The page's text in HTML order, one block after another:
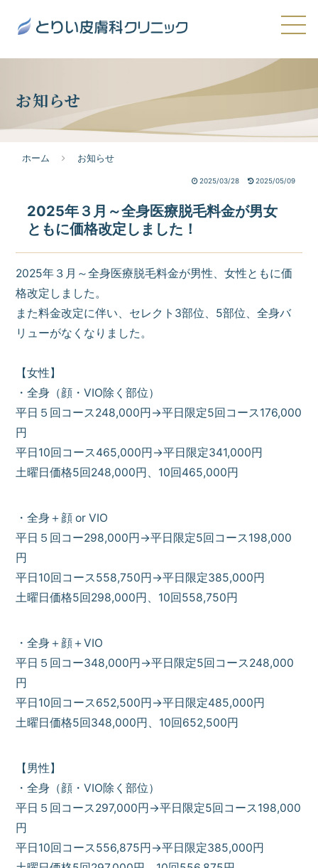
お知らせ
ホーム お知らせ
2025/03/28 2025/05/09
2025年３月～全身医療脱毛料金が男女
ともに価格改定しました！
2025年３月～全身医療脱毛料金が男性、女性ともに価
格改定しました。
また料金改定に伴い、セレクト3部位、5部位、全身バ
リューがなくなりました。
【女性】
・全身（顔・VIO除く部位）
平日５回コース248,000円→平日限定5回コース176,000
円
平日10回コース465,000円→平日限定341,000円
土曜日価格5回248,000円、10回465,000円
・全身＋顔 or VIO
平日５回コー298,000円→平日限定5回コース198,000
円
平日10回コース558,750円→平日限定385,000円
土曜日価格5回298,000円、10回558,750円
・全身＋顔＋VIO
平日５回コー348,000円→平日限定5回コース248,000
円
平日10回コース652,500円→平日限定485,000円
土曜日価格5回348,000円、10回652,500円
【男性】
・全身（顔・VIO除く部位）
平日５回コース297,000円→平日限定5回コース198,000
円
平日10回コース556,875円→平日限定385,000円